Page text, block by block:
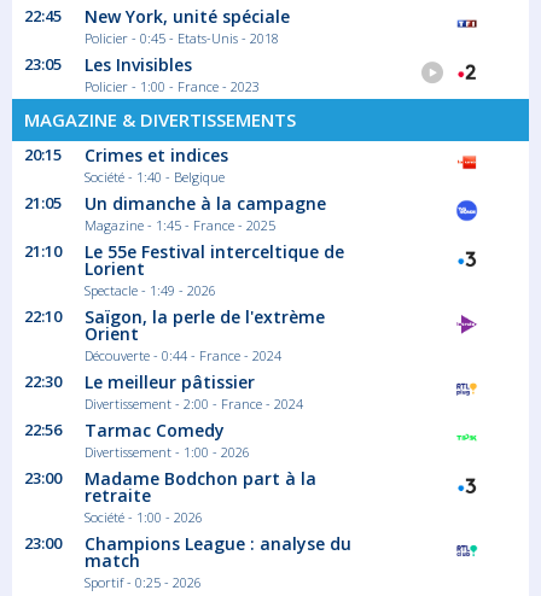
22:45 New York, unité spéciale
Policier - 0:45 - Etats-Unis - 2018
23:05 Les Invisibles
Policier - 1:00 - France - 2023
MAGAZINE & DIVERTISSEMENTS
20:15 Crimes et indices
Société - 1:40 - Belgique
21:05 Un dimanche à la campagne
Magazine - 1:45 - France - 2025
21:10 Le 55e Festival interceltique de
Lorient
Spectacle - 1:49 - 2026
22:10 Saïgon, la perle de l'extrème
Orient
Découverte - 0:44 - France - 2024
22:30 Le meilleur pâtissier
Divertissement - 2:00 - France - 2024
22:56 Tarmac Comedy
Divertissement - 1:00 - 2026
23:00 Madame Bodchon part à la
retraite
Société - 1:00 - 2026
23:00 Champions League : analyse du
match
Sportif - 0:25 - 2026